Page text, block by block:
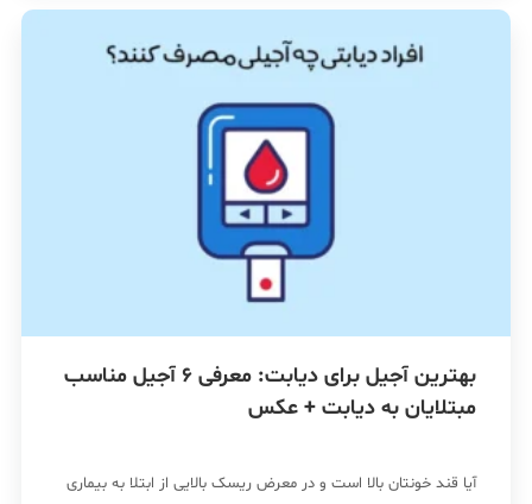
بهترین آجیل‌ برای دیابت: معرفی 6 آجیل مناسب
مبتلایان به دیابت + عکس
آیا قند خونتان بالا است و در معرض ریسک بالایی از ابتلا به بیماری